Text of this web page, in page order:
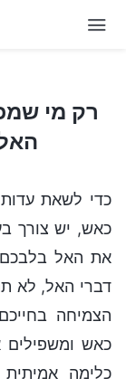
רק מי שמכיר את
רק מי
כדי לשאת
כאש, יש צורך
את האל בלבכם
דברי האל, לא
הצמיחה
כאש
כלימה